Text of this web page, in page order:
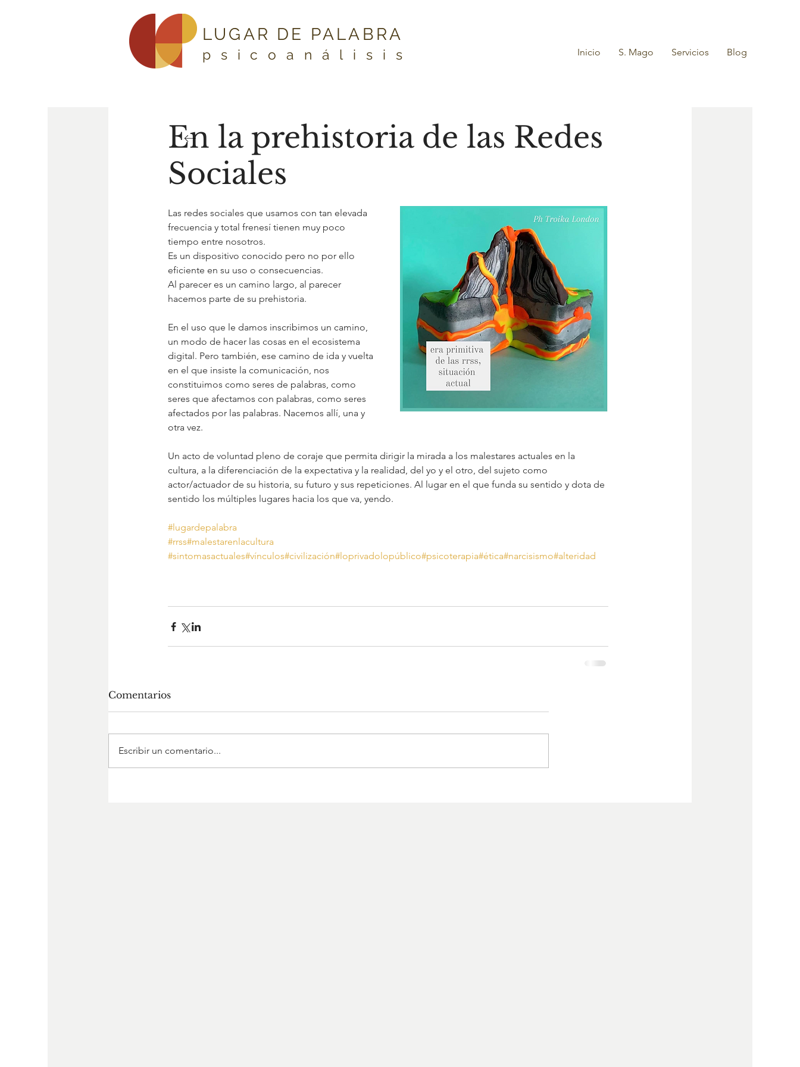
LUGAR DE PALABRA
psicoanálisis Inicio S. Mago Servicios Blog
En la prehistoria de las Redes
Sociales
Las redes sociales que usamos con tan elevada
frecuencia y total frenesí tienen muy poco
tiempo entre nosotros.
Es un dispositivo conocido pero no por ello
eficiente en su uso o consecuencias.
Al parecer es un camino largo, al parecer
hacemos parte de su prehistoria.
En el uso que le damos inscribimos un camino,
un modo de hacer las cosas en el ecosistema
digital. Pero también, ese camino de ida y vuelta
en el que insiste la comunicación, nos
constituimos como seres de palabras, como
seres que afectamos con palabras, como seres
afectados por las palabras. Nacemos allí, una y
otra vez.
Un acto de voluntad pleno de coraje que permita dirigir la mirada a los malestares actuales en la
cultura, a la diferenciación de la expectativa y la realidad, del yo y el otro, del sujeto como
actor/actuador de su historia, su futuro y sus repeticiones. Al lugar en el que funda su sentido y dota de
sentido los múltiples lugares hacia los que va, yendo.
#lugardepalabra
#rrss#malestarenlacultura
#sintomasactuales#vínculos#civilización#loprivadolopúblico#psicoterapia#ética#narcisismo#alteridad
Comentarios
Escribir un comentario...